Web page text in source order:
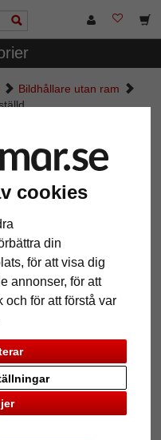
cookies
din
för att visa dig
annonser, för att
för att förstå var
Bildhållare utan ram
ramlös -